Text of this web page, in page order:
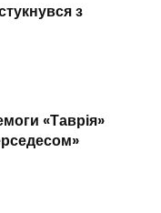
з
«Таврія»